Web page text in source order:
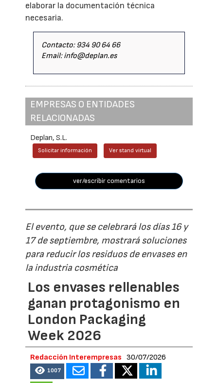
elaborar la documentación técnica
necesaria.
Contacto: 934 90 64 66
Email: info@deplan.es
EMPRESAS O ENTIDADES
RELACIONADAS
Deplan, S.L.
Solicitar información Ver stand virtual
ver/escribir comentarios
El evento, que se celebrará los días 16 y
17 de septiembre, mostrará soluciones
para reducir los residuos de envases en
la industria cosmética
Los envases rellenables
ganan protagonismo en
London Packaging
Week 2026
Redacción Interempresas 30/07/2026
1007